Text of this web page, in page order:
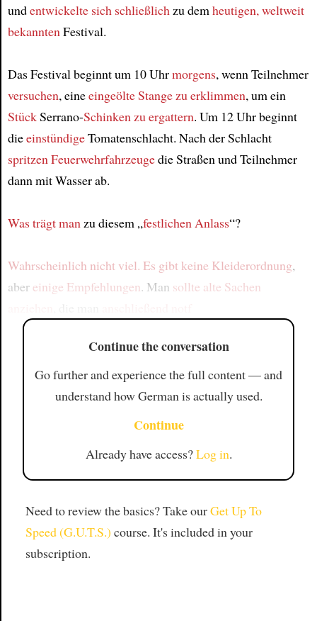
undentwickelte sich schließlichzu demheutigen, weltweit
bekanntenFestival.
Das Festival beginnt um 10 Uhrmorgens, wenn Teilnehmer
versuchen, eineeingeölte Stangezu erklimmen, um ein
StückSerrano-Schinkenzu ergattern. Um 12 Uhr beginnt
dieeinstündigeTomatenschlacht. Nach der Schlacht
spritzenFeuerwehrfahrzeugedie Straßen und Teilnehmer
dann mit Wasser ab.
Was trägt manzu diesem „festlichen Anlass“?
Wahrscheinlich nicht viel. Es gibtkeine Kleiderordnung,
aber einige Empfehlungen. Man sollte alte Sachen
Continue the conversation
Go further and experience the full content — and
understand how German is actually used.
Continue
Already have access?Log in.
Need to review the basics? Take ourGet Up To
Speed (G.U.T.S.) course. It's included in your
subscription.